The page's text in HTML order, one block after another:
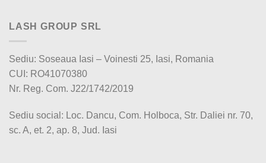
LASH GROUP SRL
Sediu: Soseaua Iasi – Voinesti 25, Iasi, Romania
CUI: RO41070380
Nr. Reg. Com. J22/1742/2019
Sediu social: Loc. Dancu, Com. Holboca, Str. Daliei nr. 70,
sc. A, et. 2, ap. 8, Jud. Iasi